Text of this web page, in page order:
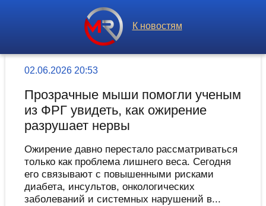
К новостям
02.06.2026 20:53
Прозрачные мыши помогли ученым
из ФРГ увидеть, как ожирение
разрушает нервы
Ожирение давно перестало рассматриваться
только как проблема лишнего веса. Сегодня
его связывают с повышенными рисками
диабета, инсультов, онкологических
заболеваний и системных нарушений в...